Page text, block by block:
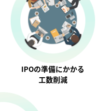
IPOの準備にかかる
工数削減